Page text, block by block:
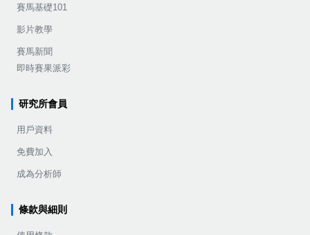
賽馬基礎101
影片教學
賽馬新聞
即時賽果派彩
研究所會員
用戶資料
免費加入
成為分析師
條款與細則